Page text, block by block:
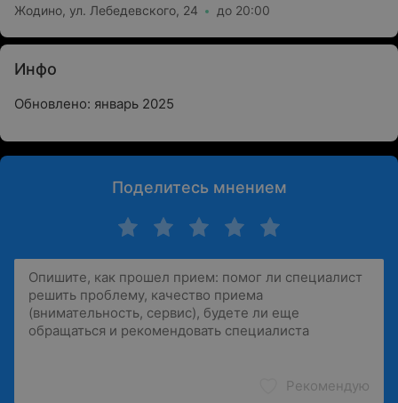
Жодино, ул. Лебедевского, 24 до 20:00
Инфо
Обновлено: январь 2025
Поделитесь мнением
Рекомендую